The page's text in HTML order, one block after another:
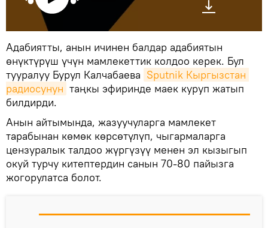
Адабиятты, анын ичинен балдар адабиятын
өнүктүрүш үчүн мамлекеттик колдоо керек. Бул
тууралуу Бурул Калчабаева Sputnik Кыргызстан
радиосунун таңкы эфиринде маек куруп жатып
билдирди.
Анын айтымында, жазуучуларга мамлекет
тарабынан көмөк көрсөтүлүп, чыгармаларга
цензуралык талдоо жүргүзүү менен эл кызыгып
окуй турчу китептердин санын 70-80 пайызга
жогорулатса болот.